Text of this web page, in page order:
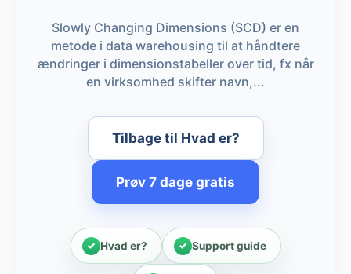
Slowly Changing Dimensions (SCD) er en
metode i data warehousing til at håndtere
ændringer i dimensionstabeller over tid, fx når
en virksomhed skifter navn,...
Tilbage til Hvad er?
Prøv 7 dage gratis
Hvad er? Support guide